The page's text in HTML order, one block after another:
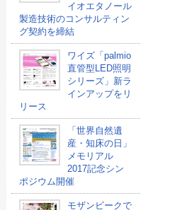
イオエタノール
製造技術のコンサルティン
グ契約を締結
ワイズ「palmio
直管型LED照明
シリーズ」新ラ
インアップをリ
リース
「世界自然遺
産・知床の日」
メモリアル
2017記念シン
ポジウム開催
モザンビークで